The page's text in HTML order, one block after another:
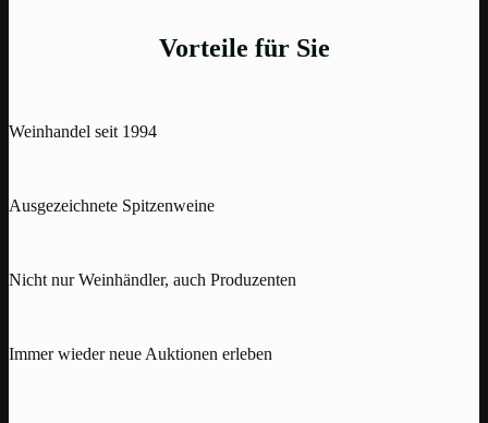
Vorteile für Sie
Weinhandel seit 1994
Ausgezeichnete Spitzenweine
Nicht nur Weinhändler, auch Produzenten
Immer wieder neue Auktionen erleben